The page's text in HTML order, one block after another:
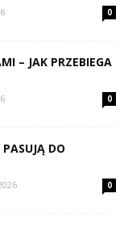
0
– JAK PRZEBIEGA
0
DO
0